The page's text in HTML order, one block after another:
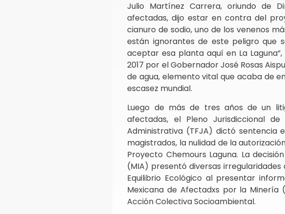
Julio Martínez Carrera, oriundo de
afectadas, dijo estar en contra del
cianuro de sodio, uno de los venenos
están ignorantes de este peligro que
aceptar esa planta aquí en La
2017 por el Gobernador José Rosas
de agua, elemento vital que acaba de
escasez mundial.
Luego de más de tres años de un
afectadas, el Pleno Jurisdiccional
Administrativa (TFJA) dictó sentencia
magistrados, la nulidad de la
Proyecto Chemours Laguna. La
(MIA) presentó diversas
Equilibrio Ecológico al presentar
Mexicana de Afectadxs por la Minería
Acción Colectiva Socioambiental.